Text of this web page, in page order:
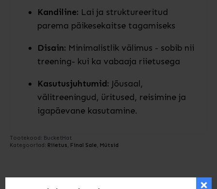
Kandiline: Lai ja struktureeritud
parema päikesekaitse tagamiseks
Disain: Minimalistlik välimus - sobib nii
treening- kui ka vabaaja riietusega
Kasutusjuhtumid: Jõusaal,
välitreeningud, üritused, reisimine ja
igapäevane kasutamine.
Tootekood: BucketHat
Kategooriad: Riietus Final Sale Mütsid